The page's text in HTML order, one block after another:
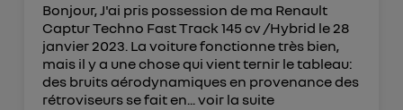
Bonjour, J'ai pris possession de ma Renault
Captur Techno Fast Track 145 cv /Hybrid le 28
janvier 2023. La voiture fonctionne très bien,
mais il y a une chose qui vient ternir le tableau:
des bruits aérodynamiques en provenance des
rétroviseurs se fait en...voir la suite